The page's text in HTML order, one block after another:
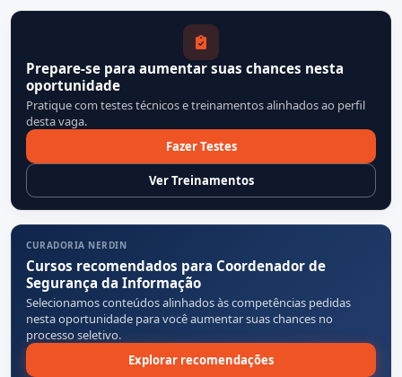
Prepare-se para aumentar suas chances nesta
oportunidade
Pratique com testes técnicos e treinamentos alinhados ao perfil
desta vaga.
Fazer Testes
Ver Treinamentos
CURADORIA NERDIN
Cursos recomendados para Coordenador de
Segurança da Informação
Selecionamos conteúdos alinhados às competências pedidas
nesta oportunidade para você aumentar suas chances no
processo seletivo.
Explorar recomendações